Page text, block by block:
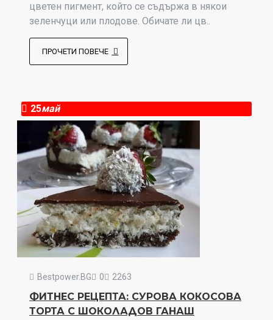
цветен пигмент, който се съдържа в някои
зеленчуци или плодове. Обичате ли цв..
ПРОЧЕТИ ПОВЕЧЕ
25май
Bestpower.BG 0 2263
ФИТНЕС РЕЦЕПТА: СУРОВА КОКОСОВА
ТОРТА С ШОКОЛАДОВ ГАНАШ